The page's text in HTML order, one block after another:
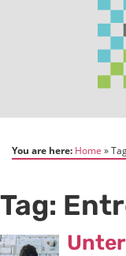
You are here: Home
Tag: